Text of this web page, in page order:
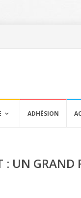
ADHÉSION
: UN GRAND